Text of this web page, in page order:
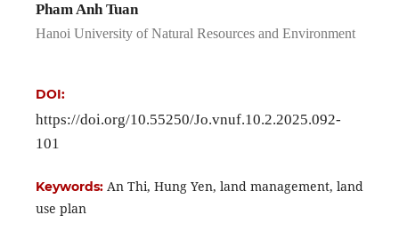
Pham Anh Tuan
Hanoi University of Natural Resources and Environment
DOI:
https://doi.org/10.55250/Jo.vnuf.10.2.2025.092-
101
Keywords: An Thi, Hung Yen, land management, land
use plan